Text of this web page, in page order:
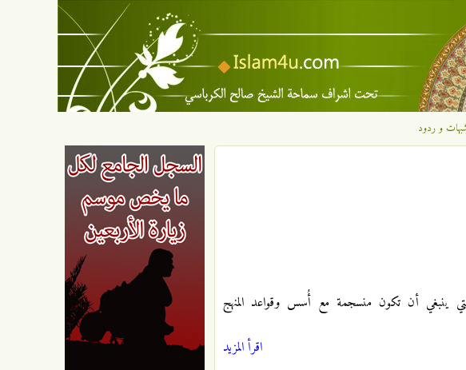
و ردود
ينبغي أن تكون منسجمة مع أُسس وقواعد المنهج
اقرأ المزيد